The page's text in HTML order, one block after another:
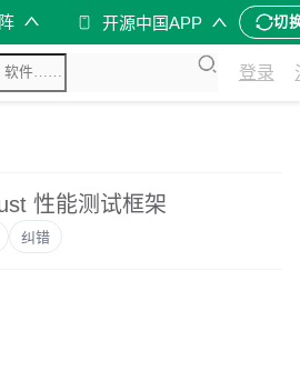
开源中国APP 切
登录
性能测试框架
纠错